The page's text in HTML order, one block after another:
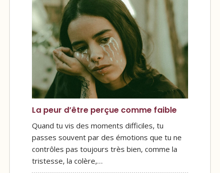
La peur d’être perçue comme faible
Quand tu vis des moments difficiles, tu
passes souvent par des émotions que tu ne
contrôles pas toujours très bien, comme la
tristesse, la colère,…